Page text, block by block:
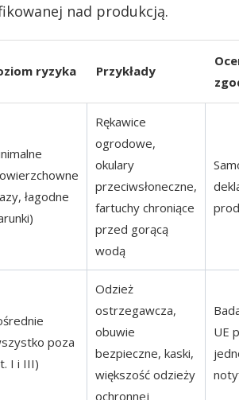
nad produkcją.
ryzyka Przykłady
łagodne
Rękawice
ogrodowe,
okulary
przeciwsłoneczne,
fartuchy chroniące
przed gorącą
wodą
poza
I i III)
Odzież
ostrzegawcza,
obuwie
bezpieczne, kaski,
większość odzieży
ochronnej
UE